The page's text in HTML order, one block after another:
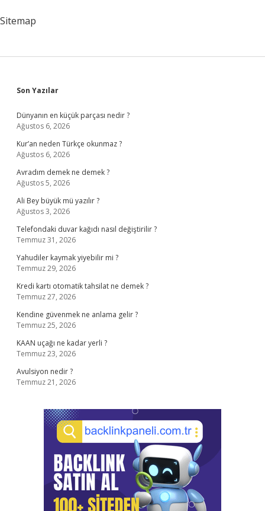
Sitemap
Sidebar
Son Yazılar
Dünyanın en küçük parçası nedir ?
Ağustos 6, 2026
Kur’an neden Türkçe okunmaz ?
Ağustos 6, 2026
Avradım demek ne demek ?
Ağustos 5, 2026
Ali Bey büyük mü yazılır ?
Ağustos 3, 2026
Telefondaki duvar kağıdı nasıl değiştirilir ?
Temmuz 31, 2026
Yahudiler kaymak yiyebilir mi ?
Temmuz 29, 2026
Kredi kartı otomatik tahsilat ne demek ?
Temmuz 27, 2026
Kendine güvenmek ne anlama gelir ?
Temmuz 25, 2026
KAAN uçağı ne kadar yerli ?
Temmuz 23, 2026
Avulsiyon nedir ?
Temmuz 21, 2026